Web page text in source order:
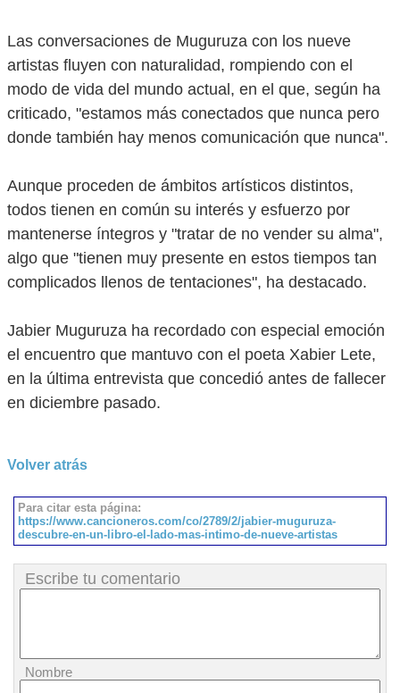
Las conversaciones de Muguruza con los nueve
artistas fluyen con naturalidad, rompiendo con el
modo de vida del mundo actual, en el que, según ha
criticado, "estamos más conectados que nunca pero
donde también hay menos comunicación que nunca".
Aunque proceden de ámbitos artísticos distintos,
todos tienen en común su interés y esfuerzo por
mantenerse íntegros y "tratar de no vender su alma",
algo que "tienen muy presente en estos tiempos tan
complicados llenos de tentaciones", ha destacado.
Jabier Muguruza ha recordado con especial emoción
el encuentro que mantuvo con el poeta Xabier Lete,
en la última entrevista que concedió antes de fallecer
en diciembre pasado.
Volver atrás
Para citar esta página:
https://www.cancioneros.com/co/2789/2/jabier-muguruza-
descubre-en-un-libro-el-lado-mas-intimo-de-nueve-artistas
Escribe tu comentario
Nombre